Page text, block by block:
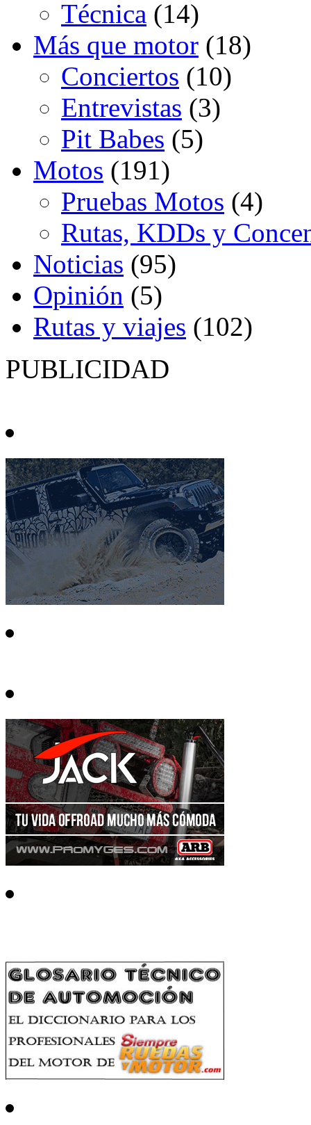
Técnica (14)
Más que motor (18)
Conciertos (10)
Entrevistas (3)
Pit Babes (5)
Motos (191)
Pruebas Motos (4)
Rutas, KDDs y
Noticias (95)
Opinión (5)
Rutas y viajes (102)
PUBLICIDAD